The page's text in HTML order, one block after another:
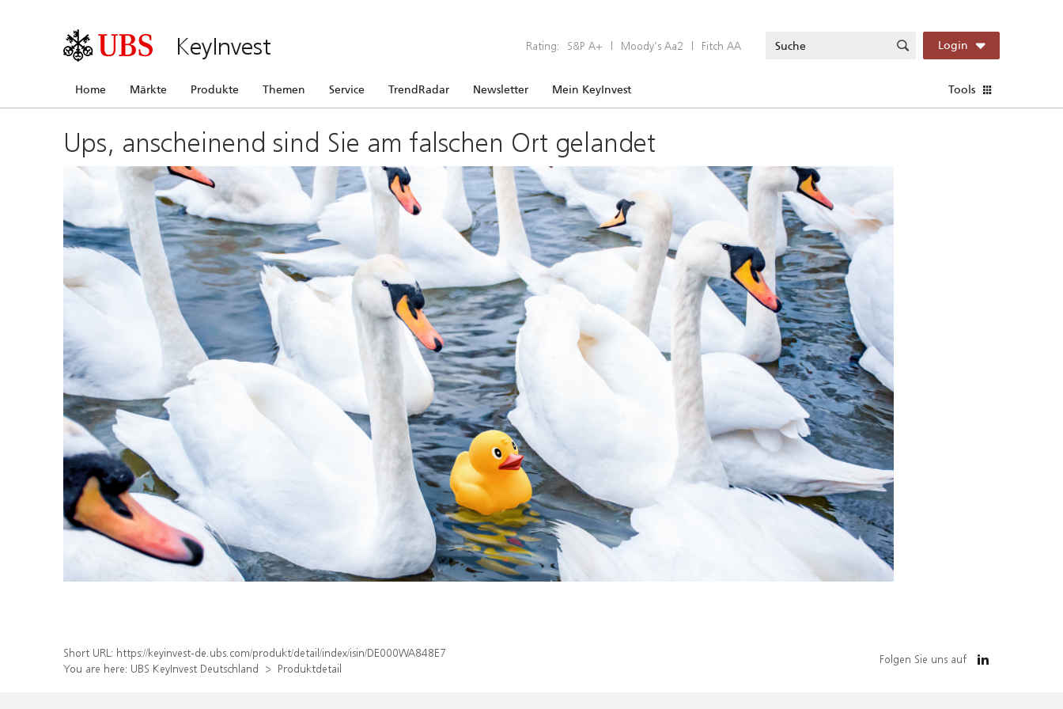
KeyInvest Rating: S&P A+ | Moody’s Aa2 | Fitch AA Login
Home Märkte Produkte Themen Service TrendRadar Newsletter Mein KeyInvest Tools
Ups, anscheinend sind Sie am falschen Ort gelandet
Short URL: https://keyinvest-de.ubs.com/produkt/detail/index/isin/DE000WA848E7
You are here: UBS KeyInvest Deutschland Produktdetail
Folgen Sie uns auf